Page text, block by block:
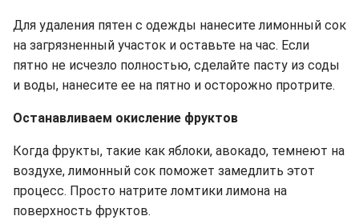
Для удаления пятен с одежды нанесите лимонный сок
на загрязненный участок и оставьте на час. Если
пятно не исчезло полностью, сделайте пасту из соды
и воды, нанесите ее на пятно и осторожно протрите.
Останавливаем окисление фруктов
Когда фрукты, такие как яблоки, авокадо, темнеют на
воздухе, лимонный сок поможет замедлить этот
процесс. Просто натрите ломтики лимона на
поверхность фруктов.